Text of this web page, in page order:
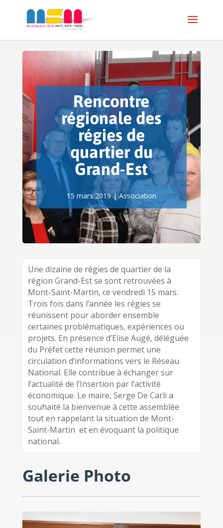
Rencontre
régionale des
régies de
quartier du
Grand-Est
15 mars 2019|Association
Une dizaine de régies de quartier de la
région Grand-Est se sont retrouvées à
Mont-Saint-Martin, ce vendredi 15 mars.
Trois fois dans l’année les régies se
réunissent pour aborder ensemble
certaines problématiques, expériences ou
projets. En présence d’Elise Augé, déléguée
du Préfet cette réunion permet une
circulation d’informations vers le Réseau
National. Elle contribue à échanger sur
l’actualité de l’Insertion par l’activité
économique. Le maire, Serge De Carli a
souhaité la bienvenue à cette assemblée
tout en rappelant la situation de Mont-
Saint-Martin et en évoquant la politique
national.
Galerie Photo